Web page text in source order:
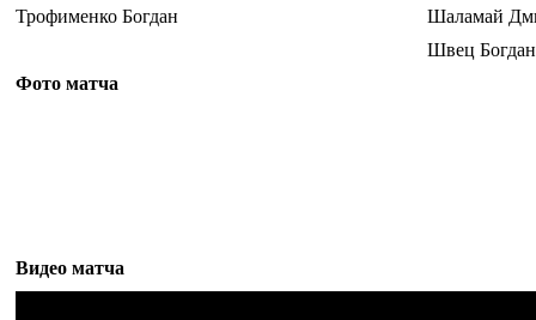
Трофименко Богдан
Шаламай
Швец Богдан
Фото матча
Видео матча